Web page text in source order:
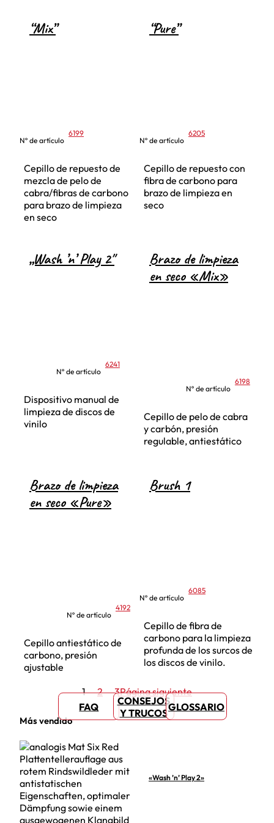
“Mix”
Nº de artículo
6199
Cepillo de repuesto de
mezcla de pelo de
cabra/fibras de carbono
para brazo de limpieza
en seco
“Pure”
Nº de artículo
6205
Cepillo de repuesto con
fibra de carbono para
brazo de limpieza en
seco
„Wash ’n’ Play 2″
Nº de artículo
6241
Dispositivo manual de
limpieza de discos de
vinilo
Brazo de limpieza
en seco «Mix»
Nº de artículo
6198
Cepillo de pelo de cabra
y carbón, presión
regulable, antiestático
Brazo de limpieza
en seco «Pure»
Nº de artículo
4192
Cepillo antiestático de
carbono, presión
ajustable
Brush 1
Nº de artículo
6085
Cepillo de fibra de
carbono para la limpieza
profunda de los surcos de
los discos de vinilo.
1 2 3Página siguiente
FAQ
CONSEJOS
Y TRUCOSGLOSSARIO
Más vendido
«Wash ’n’ Play 2»